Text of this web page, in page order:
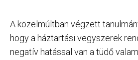
A közelmúltban végzett
hogy a háztartási vegyszerek
negatív hatással van a tüdő